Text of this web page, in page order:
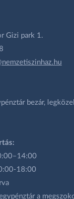
Gizi park 1.
bezár,
18:00
a